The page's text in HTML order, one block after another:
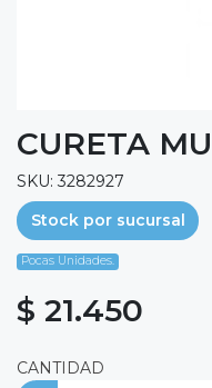
CURETA
SKU: 3282927
Stock por sucursal
Pocas Unidades.
$ 21.450
CANTIDAD